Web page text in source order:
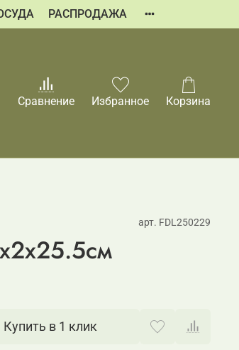
РАСПРОДАЖА
Сравнение Избранное Корзина
арт. FDL250229
Купить в 1 клик